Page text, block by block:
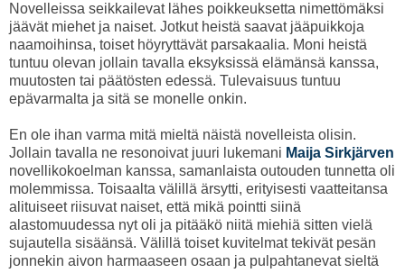
Novelleissa seikkailevat lähes poikkeuksetta nimettömäksi
jäävät miehet ja naiset. Jotkut heistä saavat jääpuikkoja
naamoihinsa, toiset höyryttävät parsakaalia. Moni heistä
tuntuu olevan jollain tavalla eksyksissä elämänsä kanssa,
muutosten tai päätösten edessä. Tulevaisuus tuntuu
epävarmalta ja sitä se monelle onkin.
En ole ihan varma mitä mieltä näistä novelleista olisin.
Jollain tavalla ne resonoivat juuri lukemani Maija Sirkjärven
novellikokoelman kanssa, samanlaista outouden tunnetta oli
molemmissa. Toisaalta välillä ärsytti, erityisesti vaatteitansa
alituiseet riisuvat naiset, että mikä pointti siinä
alastomuudessa nyt oli ja pitääkö niitä miehiä sitten vielä
sujautella sisäänsä. Välillä toiset kuvitelmat tekivät pesän
jonnekin aivon harmaaseen osaan ja pulpahtanevat sieltä